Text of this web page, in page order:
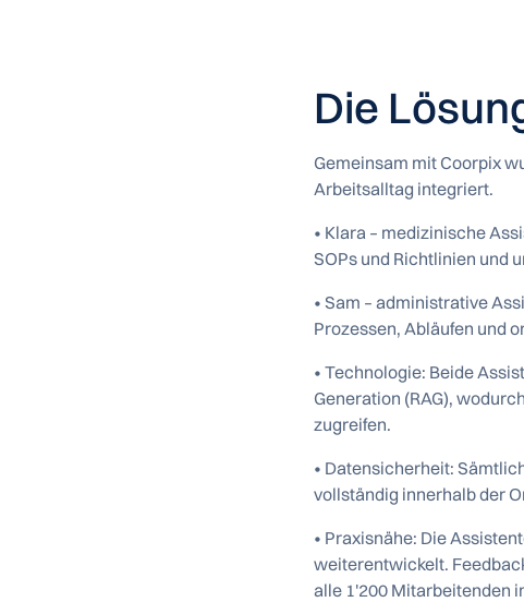
Die
Gemeinsam mit Coorpix
Arbeitsalltag integriert.
• Klara – medizinische
SOPs und Richtlinien und
• Sam – administrative
Prozessen, Abläufen und
• Technologie: Beide
Generation (RAG),
zugreifen.
• Datensicherheit:
vollständig innerhalb der
• Praxisnähe: Die
weiterentwickelt.
alle 1'200 Mitarbeitenden